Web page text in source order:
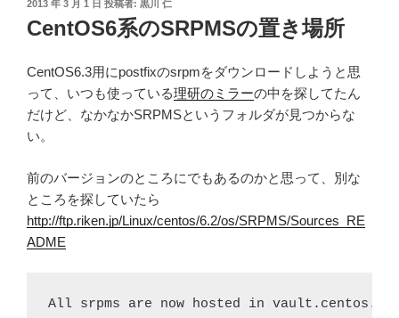
投
稿
日:
2013 年 3 月 1 日 投稿者: 黒川 仁
CentOS6系のSRPMSの置き場所
CentOS6.3用にpostfixのsrpmをダウンロードしようと思
って、いつも使っている理研のミラーの中を探してたん
だけど、なかなかSRPMSというフォルダが見つからな
い。
前のバージョンのところにでもあるのかと思って、別な
ところを探していたら
http://ftp.riken.jp/Linux/centos/6.2/os/SRPMS/Sources_RE
ADME
All srpms are now hosted in